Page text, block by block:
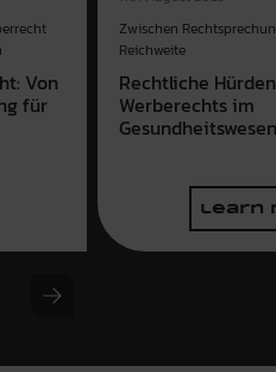
Von
für
Zwischen
Reichweite
Rechtliche
Werberechts im
Gesundheitswesen
learn
slide
Next slide